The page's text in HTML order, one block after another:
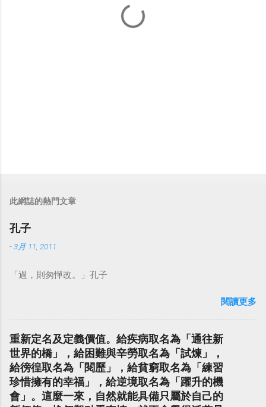
此網誌的熱門文章
孔子
-3月 11, 2011
「過，則匆憚改。」孔子
閱讀更多
重新定名及定義價值。給疾病取名為「通往新
世界的橋」，給困難與辛勞取名為「試煉」，
給徬徨取名為「閱歷」，給貧窮取名為「練習
珍惜擁有的幸福」，給逆境取名為「躍升的機
會」。這麼一來，自然就能具備只屬於自己的